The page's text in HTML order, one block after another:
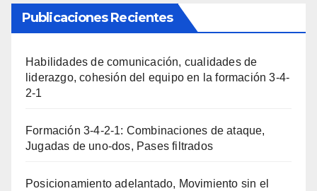
Publicaciones Recientes
Habilidades de comunicación, cualidades de
liderazgo, cohesión del equipo en la formación 3-4-
2-1
Formación 3-4-2-1: Combinaciones de ataque,
Jugadas de uno-dos, Pases filtrados
Posicionamiento adelantado, Movimiento sin el